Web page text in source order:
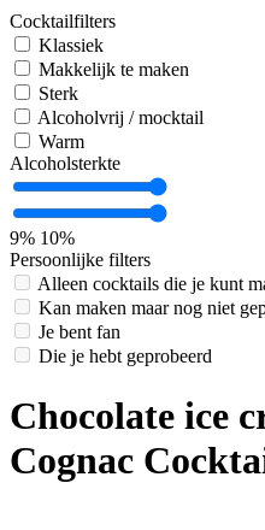
Cocktailfilters
Klassiek
Makkelijk te maken
Sterk
Alcoholvrij / mocktail
Warm
Alcoholsterkte
9% 10%
Persoonlijke filters
Alleen cocktails die je kunt
Kan maken maar nog niet
Je bent fan
Die je hebt geprobeerd
Chocolate ice
Cognac